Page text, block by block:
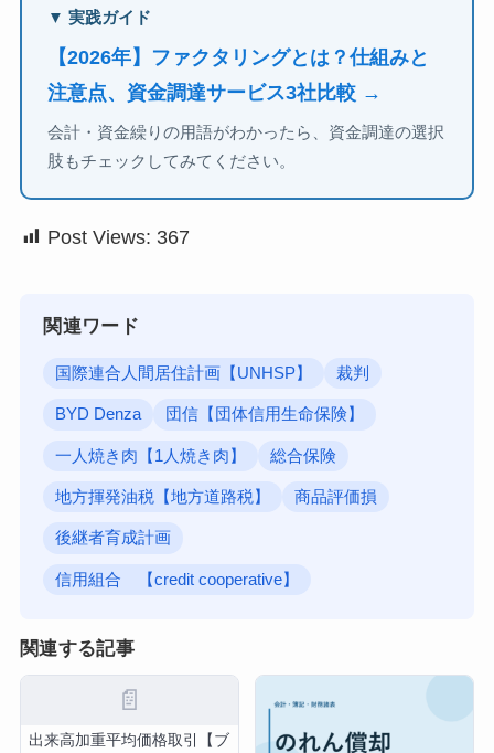
▼ 実践ガイド
【2026年】ファクタリングとは？仕組みと
注意点、資金調達サービス3社比較 →
会計・資金繰りの用語がわかったら、資金調達の選択
肢もチェックしてみてください。
Post Views: 367
関連ワード
国際連合人間居住計画【UNHSP】 裁判
BYD Denza 団信【団体信用生命保険】
一人焼き肉【1人焼き肉】 総合保険
地方揮発油税【地方道路税】 商品評価損
後継者育成計画
信用組合 【credit cooperative】
関連する記事
📄
出来高加重平均価格取引【ブ